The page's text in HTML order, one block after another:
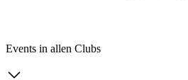
Events in allen Clubs